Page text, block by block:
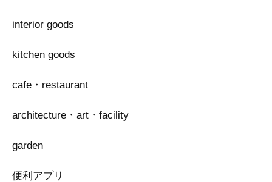
interior goods
kitchen goods
cafe・restaurant
architecture・art・facility
garden
便利アプリ